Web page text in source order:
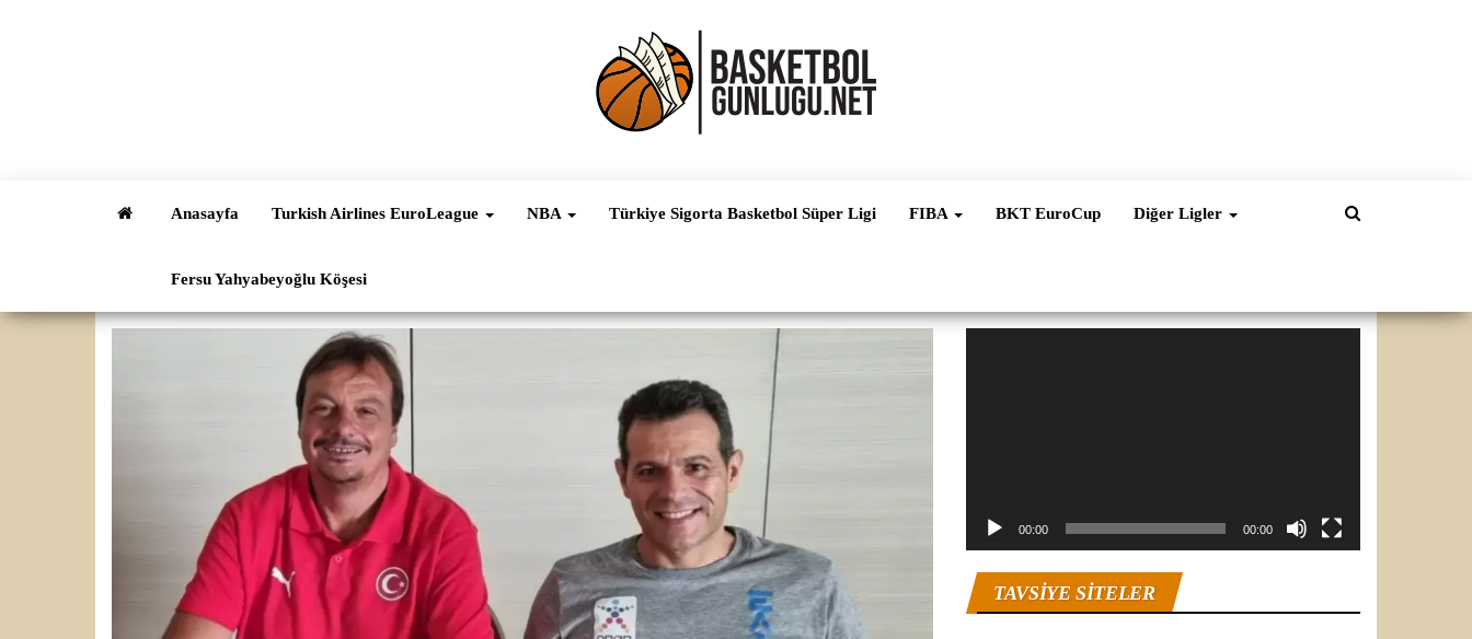
Haber
Süper Lig ve
Dünya
Anasayfa Turkish Airlines EuroLeague NBA Türkiye Sigorta Basketbol Süper Ligi FIBA BKT EuroCup Diğer Ligler
Fersu Yahyabeyoğlu Köşesi
00:00 00:00
TAVSIYE SITELER